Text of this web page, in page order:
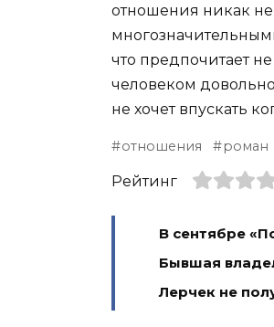
отношения никак
что предпочитает
человеком
не хочет впускать
отношения роман
Рейтинг
В сентябре
Бывшая
Лерчек не